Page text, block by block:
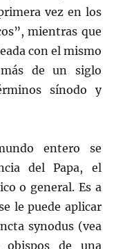
vez en los
mientras que
con el mismo
de un siglo
sínodo y
entero se
del Papa, el
o general. Es a
le puede aplicar
synodus (vea
obispos de una